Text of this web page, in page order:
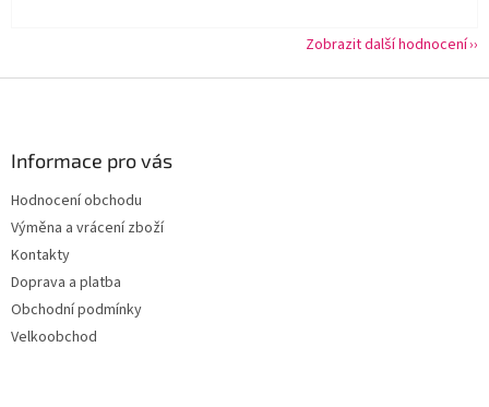
Zobrazit další hodnocení
Informace pro vás
Hodnocení obchodu
Výměna a vrácení zboží
Kontakty
Doprava a platba
Obchodní podmínky
Velkoobchod